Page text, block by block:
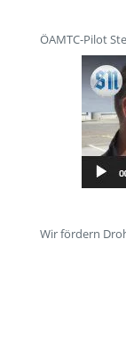
ÖAMTC-Pilot
Wir fördern